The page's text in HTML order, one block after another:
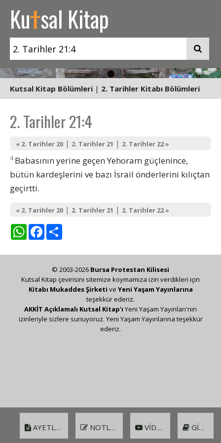
Kutsal Kitap
Kutsal Kitap Bölümleri | 2. Tarihler Kitabı Bölümleri
2. Tarihler 21:4
« 2. Tarihler 20 | 2. Tarihler 21 | 2. Tarihler 22 »
4 Babasının yerine geçen Yehoram güçlenince,
bütün kardeşlerini ve bazı İsrail önderlerini kılıçtan
geçirtti.
« 2. Tarihler 20 | 2. Tarihler 21 | 2. Tarihler 22 »
WhatsAppFacebook
AYETLER NOTLAR VIDEO GIRIŞ
© 2003-2026 Bursa Protestan Kilisesi
Kutsal Kitap çevirisini sitemize koymamıza izin verdikleri için
Kitabı Mukaddes Şirketi ve Yeni Yaşam Yayınlarına
teşekkür ederiz.
AKKİT Açıklamalı Kutsal Kitap'ı Yeni Yaşam Yayınları'nın
izinleriyle sizlere sunuyoruz. Yeni Yaşam Yayınlarına teşekkür
ederiz.